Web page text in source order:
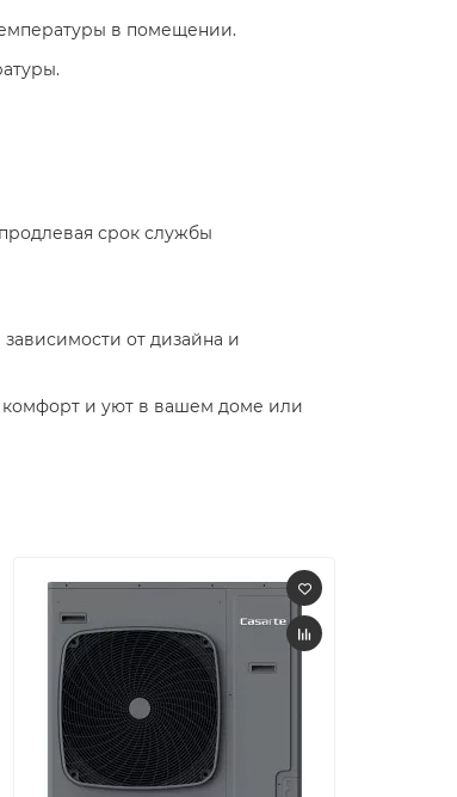
в помещении.
срок службы
от дизайна и
и уют в вашем доме или